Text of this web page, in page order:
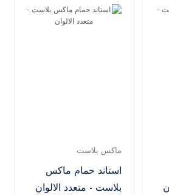
ماكس بلاست
استاند حمام ماكس
بلاست - متعدد الالوان